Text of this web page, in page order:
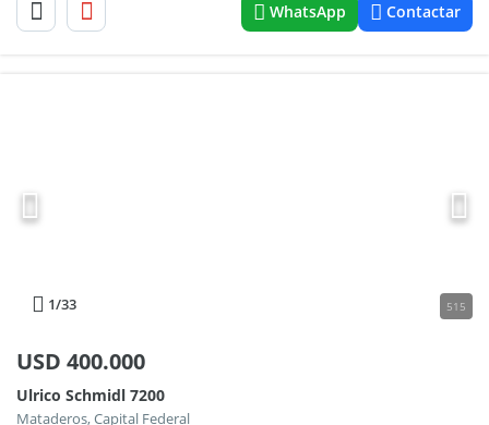
WhatsApp Contactar
1/33 515
USD 400.000
Ulrico Schmidl 7200
Mataderos, Capital Federal